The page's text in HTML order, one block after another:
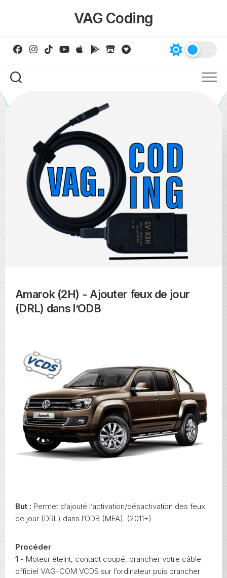
VAG Coding
Amarok (2H) - Ajouter feux de jour
(DRL) dans l’ODB
But : Permet d’ajouté l’activation/désactivation des feux
de jour (DRL) dans l’ODB (MFA). (2011+)
Procéder :
1 - Moteur éteint, contact coupé, brancher votre câble
officiel VAG-COM VCDS sur l’ordinateur puis brancher